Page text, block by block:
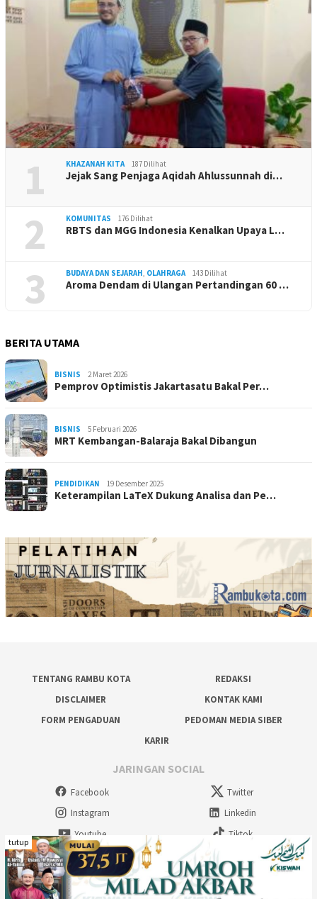
1 KHAZANAH KITA 187 Dilihat
Jejak Sang Penjaga Aqidah Ahlussunnah di…
2 KOMUNITAS 176 Dilihat
RBTS dan MGG Indonesia Kenalkan Upaya L…
3 BUDAYA DAN SEJARAH, OLAHRAGA 143 Dilihat
Aroma Dendam di Ulangan Pertandingan 60 …
BERITA UTAMA
BISNIS 2 Maret 2026
Pemprov Optimistis Jakartasatu Bakal Per…
BISNIS 5 Februari 2026
MRT Kembangan-Balaraja Bakal Dibangun
PENDIDIKAN 19 Desember 2025
Keterampilan LaTeX Dukung Analisa dan Pe…
TENTANG RAMBU KOTA
REDAKSI
DISCLAIMER
KONTAK KAMI
FORM PENGADUAN
PEDOMAN MEDIA SIBER
KARIR
JARINGAN SOCIAL
Facebook
Twitter
Instagram
Linkedin
Youtube
Tiktok
Rambu Kota Multimedia - 2026
tutup